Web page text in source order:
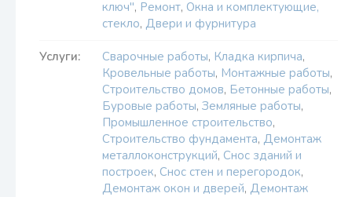
ключ", Ремонт, Окна и комплектующие,
стекло, Двери и фурнитура
Услуги: Сварочные работы, Кладка кирпича,
Кровельные работы, Монтажные работы,
Строительство домов, Бетонные работы,
Буровые работы, Земляные работы,
Промышленное строительство,
Строительство фундамента, Демонтаж
металлоконструкций, Снос зданий и
построек, Снос стен и перегородок,
Демонтаж окон и дверей, Демонтаж